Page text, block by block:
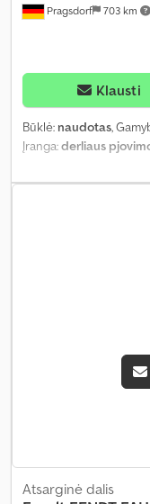
Pragsdorf 703 km
Klausti
Būklė: naudotas,
Įranga:derliaus
Atsarginė dalis